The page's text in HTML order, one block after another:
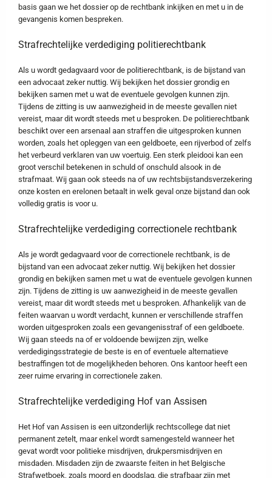
basis gaan we het dossier op de rechtbank inkijken en met u in de
gevangenis komen bespreken.
Strafrechtelijke verdediging politierechtbank
Als u wordt gedagvaard voor de politierechtbank, is de bijstand van
een advocaat zeker nuttig. Wij bekijken het dossier grondig en
bekijken samen met u wat de eventuele gevolgen kunnen zijn.
Tijdens de zitting is uw aanwezigheid in de meeste gevallen niet
vereist, maar dit wordt steeds met u besproken. De politierechtbank
beschikt over een arsenaal aan straffen die uitgesproken kunnen
worden, zoals het opleggen van een geldboete, een rijverbod of zelfs
het verbeurd verklaren van uw voertuig. Een sterk pleidooi kan een
groot verschil betekenen in schuld of onschuld alsook in de
strafmaat. Wij gaan ook steeds na of uw rechtsbijstandsverzekering
onze kosten en erelonen betaalt in welk geval onze bijstand dan ook
volledig gratis is voor u.
Strafrechtelijke verdediging correctionele rechtbank
Als je wordt gedagvaard voor de correctionele rechtbank, is de
bijstand van een advocaat zeker nuttig. Wij bekijken het dossier
grondig en bekijken samen met u wat de eventuele gevolgen kunnen
zijn. Tijdens de zitting is uw aanwezigheid in de meeste gevallen
vereist, maar dit wordt steeds met u besproken. Afhankelijk van de
feiten waarvan u wordt verdacht, kunnen er verschillende straffen
worden uitgesproken zoals een gevangenisstraf of een geldboete.
Wij gaan steeds na of er voldoende bewijzen zijn, welke
verdedigingsstrategie de beste is en of eventuele alternatieve
bestraffingen tot de mogelijkheden behoren. Ons kantoor heeft een
zeer ruime ervaring in correctionele zaken.
Strafrechtelijke verdediging Hof van Assisen
Het Hof van Assisen is een uitzonderlijk rechtscollege dat niet
permanent zetelt, maar enkel wordt samengesteld wanneer het
gevat wordt voor politieke misdrijven, drukpersmisdrijven en
misdaden. Misdaden zijn de zwaarste feiten in het Belgische
Strafwetboek, zoals moord en doodslag, die strafbaar zijn met